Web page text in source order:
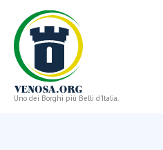
contenuto
Uno dei Borghi più Belli d'Italia.